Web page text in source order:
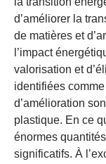
d’améliorer la
de matières et
l’impact
valorisation et
identifiées
d’amélioration
plastique. En ce
énormes
significatifs. À